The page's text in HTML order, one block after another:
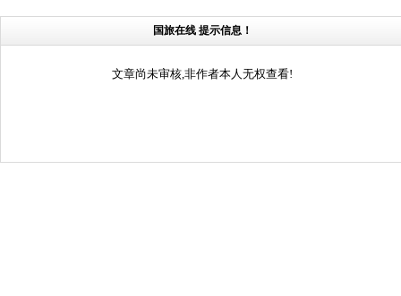
国旅在线 提示信息！
文章尚未审核,非作者本人无权查看!